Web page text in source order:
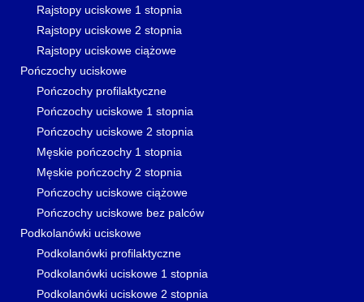
Rajstopy uciskowe 1 stopnia
Rajstopy uciskowe 2 stopnia
Rajstopy uciskowe ciążowe
Pończochy uciskowe
Pończochy profilaktyczne
Pończochy uciskowe 1 stopnia
Pończochy uciskowe 2 stopnia
Męskie pończochy 1 stopnia
Męskie pończochy 2 stopnia
Pończochy uciskowe ciążowe
Pończochy uciskowe bez palców
Podkolanówki uciskowe
Podkolanówki profilaktyczne
Podkolanówki uciskowe 1 stopnia
Podkolanówki uciskowe 2 stopnia